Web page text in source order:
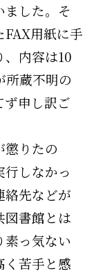
ました。そ
用紙に手
内容は10
所蔵不明の
ず申し訳ご
りたの
しなかっ
絡先などが
図書館とは
っ気ない
く苦手と感